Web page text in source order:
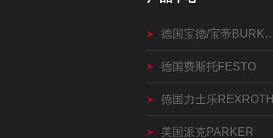
德国宝德/宝帝BURKERT
德国费斯托FESTO
德国力士乐REXROTH
美国派克PARKER